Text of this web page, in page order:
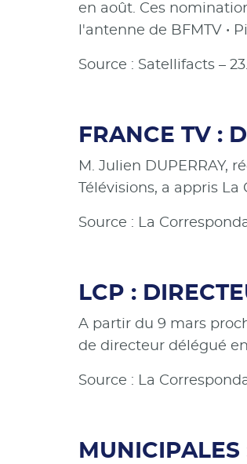
en août. Ces
l'antenne de BFMTV •
Source : Satellifacts –
FRANCE TV :
M. Julien DUPERRAY,
Télévisions, a appris
Source : La
LCP :
A partir du 9 mars
de directeur délégué
Source : La